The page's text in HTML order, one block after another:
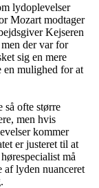
lydoplevelser
Mozart modtager
Kejseren
der var for
sig en mere
mulighed for at
så ofte større
men hvis
kommer
er justeret til at
må
af lyden nuanceret